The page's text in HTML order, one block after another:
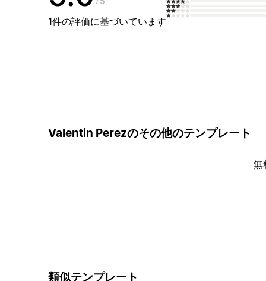
1件の評価に基づいています
Valentin Perezのその他のテンプレート
無
類似テンプレート